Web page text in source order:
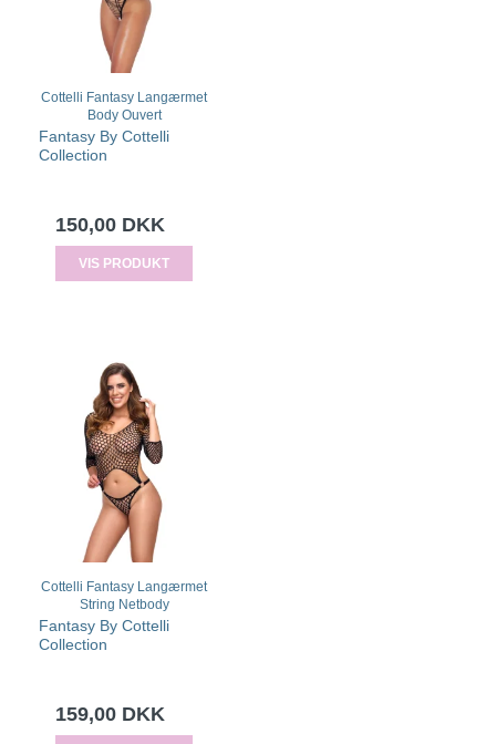
Cottelli Fantasy Langærmet
Body Ouvert
Fantasy By Cottelli
Collection
150,00 DKK
VIS PRODUKT
Cottelli Fantasy Langærmet
String Netbody
Fantasy By Cottelli
Collection
159,00 DKK